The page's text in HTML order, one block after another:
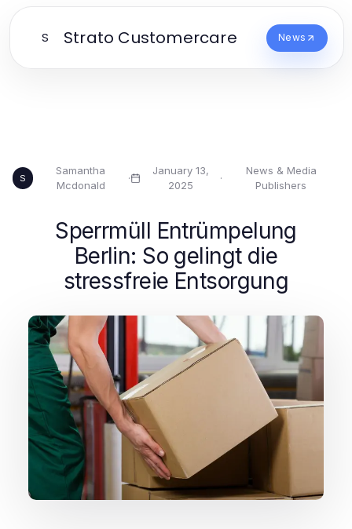
S Strato Customercare News
S
Samantha
Mcdonald
·
January 13,
2025
·
News & Media
Publishers
Sperrmüll Entrümpelung
Berlin: So gelingt die
stressfreie Entsorgung